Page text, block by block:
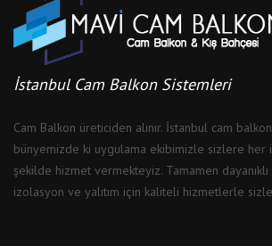
İstanbul Cam Balkon Sistemleri
Cam Balkon üreticiden alınır. İstanbul cam
bünyemizde ki uygulama ekibimizle sizlere her
şekilde hizmet vermekteyiz. Tamamen dayanıklı
izolasyon ve yalıtım için kaliteli hizmetlerle